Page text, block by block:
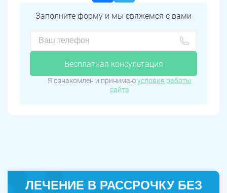
Заполните форму и мы свяжемся с вами
Бесплатная консультация
Я ознакомлен и принимаюусловия работы
сайта
ЛЕЧЕНИЕ В РАССРОЧКУ БЕЗ